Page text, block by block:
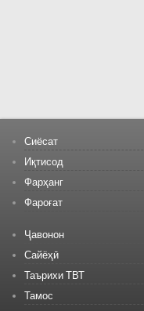
Сиёсат
Иқтисод
Фарҳанг
Фароғат
Ҷавонон
Сайёҳӣ
Таърихи ТВТ
Тамос